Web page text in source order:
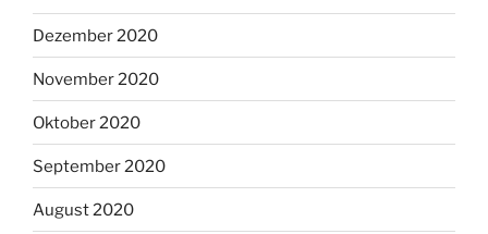
Dezember 2020
November 2020
Oktober 2020
September 2020
August 2020